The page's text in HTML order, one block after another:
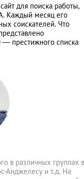
для поиска работы,
Каждый месяц его
соискателей. Что
престижного списка
в различных группах в
Анджелесу и т.д. На